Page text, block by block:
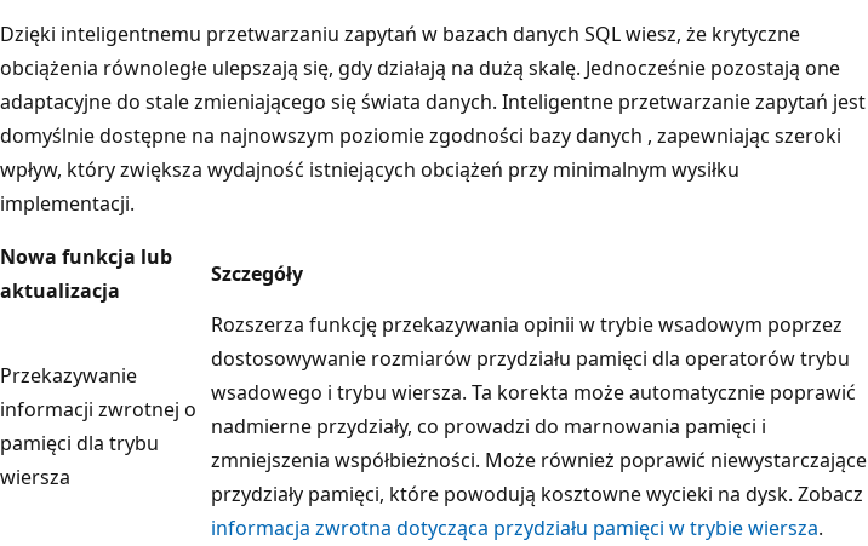
Dzięki inteligentnemu przetwarzaniu zapytań w bazach danych SQL wiesz, że krytyczne
obciążenia równoległe ulepszają się, gdy działają na dużą skalę. Jednocześnie pozostają one
adaptacyjne do stale zmieniającego się świata danych. Inteligentne przetwarzanie zapytań jest
domyślnie dostępne na najnowszym poziomie zgodności bazy danych , zapewniając szeroki
wpływ, który zwiększa wydajność istniejących obciążeń przy minimalnym wysiłku
implementacji.
Nowa funkcja lub
aktualizacja
Szczegóły
Przekazywanie
informacji zwrotnej o
pamięci dla trybu
wiersza
Rozszerza funkcję przekazywania opinii w trybie wsadowym poprzez
dostosowywanie rozmiarów przydziału pamięci dla operatorów trybu
wsadowego i trybu wiersza. Ta korekta może automatycznie poprawić
nadmierne przydziały, co prowadzi do marnowania pamięci i
zmniejszenia współbieżności. Może również poprawić niewystarczające
przydziały pamięci, które powodują kosztowne wycieki na dysk. Zobacz
informacja zwrotna dotycząca przydziału pamięci w trybie wiersza.